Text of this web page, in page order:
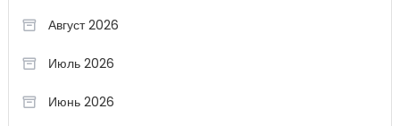
Август 2026
Июль 2026
Июнь 2026